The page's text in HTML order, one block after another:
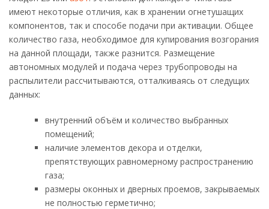
имеют некоторые отличия, как в хранении огнетушащих
компонентов, так и способе подачи при активации. Общее
количество газа, необходимое для купирования возгорания
на данной площади, также разнится. Размещение
автономных модулей и подача через трубопроводы на
распылители рассчитываются, отталкиваясь от следущих
данных:
внутренний объём и количество выбранных
помещений;
наличие элементов декора и отделки,
препятствующих равномерному распространению
газа;
размеры оконных и дверных проемов, закрываемых
не полностью герметично;